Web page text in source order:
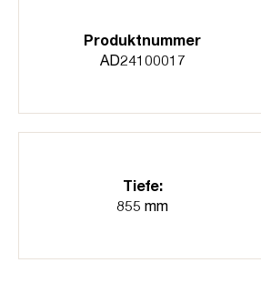
Produktnummer
AD24100017
Tiefe:
855 mm